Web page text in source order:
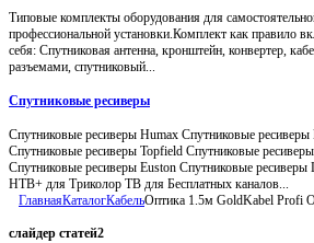
Типовые комплекты оборудования для
профессиональной установки.Комплект как правило
себя: Спутниковая антенна, кронштейн, конвертер,
разъемами, спутниковый...
Спутниковые ресиверы
Спутниковые ресиверы Humax Спутниковые
Спутниковые ресиверы Topfield Спутниковые
Спутниковые ресиверы Euston Спутниковые ресиверы
НТВ+ для Триколор ТВ для Бесплатных каналов...
ГлавнаяКаталогКабельОптика 1.5м GoldKabel Profi
слайдер статей2